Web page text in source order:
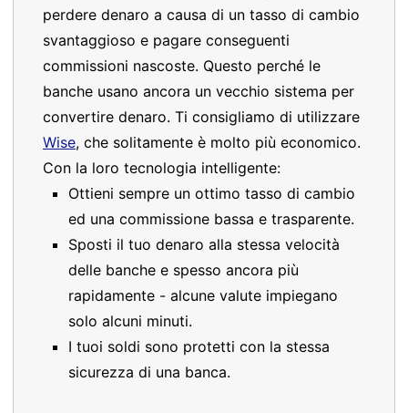
perdere denaro a causa di un tasso di cambio
svantaggioso e pagare conseguenti
commissioni nascoste. Questo perché le
banche usano ancora un vecchio sistema per
convertire denaro. Ti consigliamo di utilizzare
Wise, che solitamente è molto più economico.
Con la loro tecnologia intelligente:
Ottieni sempre un ottimo tasso di cambio
ed una commissione bassa e trasparente.
Sposti il tuo denaro alla stessa velocità
delle banche e spesso ancora più
rapidamente - alcune valute impiegano
solo alcuni minuti.
I tuoi soldi sono protetti con la stessa
sicurezza di una banca.